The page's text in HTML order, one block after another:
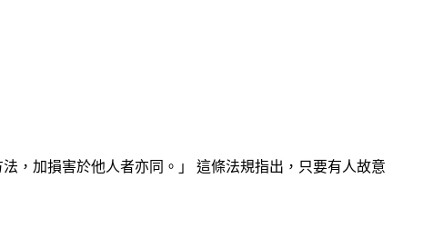
，加損害於他人者亦同。」 這條法規指出，只要有人故意